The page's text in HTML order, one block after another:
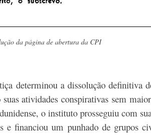
da página de abertura da CPI
determinou a dissolução
atividades conspirativas sem
o instituto prosseguiu com
e financiou um punhado de grupos